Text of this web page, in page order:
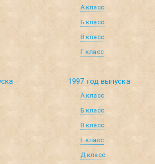
А класс
Б класс
В класс
Г класс
1997 год выпуска
А класс
Б класс
В класс
Г класс
Д класс